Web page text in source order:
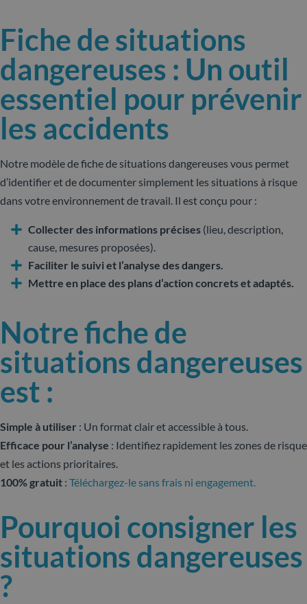
Fiche de situations
dangereuses : Un outil
essentiel pour prévenir
les accidents
Notre modèle de fiche de situations dangereuses vous permet
d’identifier et de documenter simplement les situations à risque
dans votre environnement de travail. Il est conçu pour :
Collecter des informations précises (lieu, description,
cause, mesures proposées).
Faciliter le suivi et l’analyse des dangers.
Mettre en place des plans d’action concrets et adaptés.
Notre fiche de
situations dangereuses
est :
Simple à utiliser : Un format clair et accessible à tous.
Efficace pour l’analyse : Identifiez rapidement les zones de risque
et les actions prioritaires.
100% gratuit : Téléchargez-le sans frais ni engagement.
Pourquoi consigner les
situations dangereuses
?